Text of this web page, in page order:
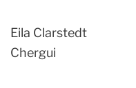
Eila